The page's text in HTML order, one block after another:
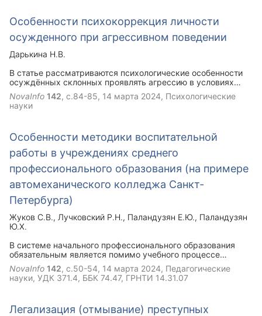
Особенности психокоррекция личности
осужденного при агрессивном поведении
Дарькина Н.В.
В статье рассматриваются психологические особенности
осуждённых склонных проявлять агрессию в условиях
нахождения в местах лишения свободы. Рассмотрены
направления осуществления психокоррекционной работы
сотрудниками психологических лабораторий
NovaInfo 142, с.84-85, 14 марта 2024, Психологические
науки
Особенности методики воспитательной
работы в учреждениях среднего
профессионального образования (на примере
автомеханического колледжа Санкт-
Петербурга)
Жуков С.В. Лучковский Р.Н. Паландузян Е.Ю.
Паландузян
Ю.Х.
В системе начального профессионального образования
обязательным является помимо учебного процессе
проведение постоянной воспитательной работы. В
колледжах различного профиля воспитательный процесс
может иметь свою специфику в зависимости от
студентами приведен в кратком содержании «Модели
NovaInfo 142, с.50-54, 14 марта 2024, Педагогические
науки, УДК 371.4, ББК 74.47, ГРНТИ 14.31.07
Легализация (отмывание) преступных